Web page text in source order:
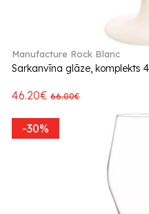
Manufacture Rock Blanc
Sarkanvīna glāze, komplekts 4
46.20€ 66.00€
-30%